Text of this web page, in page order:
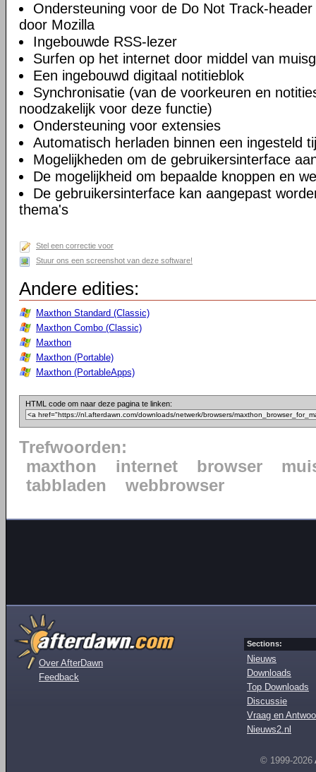
Ondersteuning voor de Do Not Track-
door Mozilla
Ingebouwde RSS-lezer
Surfen op het internet door middel van
Een ingebouwd digitaal notitieblok
Synchronisatie (van de voorkeuren en
noodzakelijk voor deze functie)
Ondersteuning voor extensies
Automatisch herladen binnen een ingesteld
Mogelijkheden om de gebruikersinterface
De mogelijkheid om bepaalde knoppen en
De gebruikersinterface kan aangepast
thema's
Stel een correctie voor
Stuur ons een screenshot van deze software!
Andere edities:
Maxthon Standard (Classic)
Maxthon Combo (Classic)
Maxthon
Maxthon (Portable)
Maxthon (PortableApps)
HTML code om naar deze pagina te linken:
Trefwoorden:
maxthon
internet browser
tabbladen
webbrowser
Over AfterDawn
Feedback
Sections:
Nieuws
Downloads
Top Downloads
Discussie
Vraag en
Nieuws2.nl
© 1999-2026